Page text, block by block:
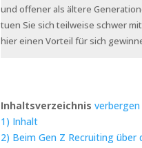
und offener als ältere
tuen Sie sich teilweise schwer
hier einen Vorteil für sich
Inhaltsverzeichnis verbergen
1) Inhalt
2) Beim Gen Z Recruiting über